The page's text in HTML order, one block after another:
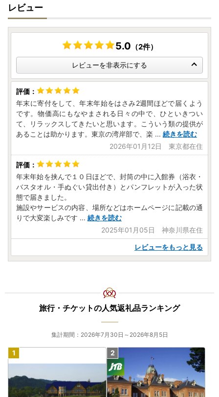
レビュー
5.0 （2件）
レビューを非表示にする
年末に寄付をして、年末年始をはさみ2週間ほどで届くよう
です。物価高にもなやまされる日々の中で、ひといきつい
て、リラックスしてきたいと思います。こういう類の提供が
あることは助かります。東京の湾岸部で、楽 ... 続きを読む
2026年01月12日 東京都在住
年末年始を挟んで１０日ほどで、封筒の中に入館券（浴衣・
バスタオル・手ぬぐい貸出付き）とパンフレットが入った状
態で届きました。
施設やサービスの内容、場所などはホームページに記載の通
りで大変楽しみです ... 続きを読む
2025年01月05日 神奈川県在住
レビューをもっと見る
旅行・チケットの人気返礼品ランキング
集計期間：2026年7月30日～2026年8月5日